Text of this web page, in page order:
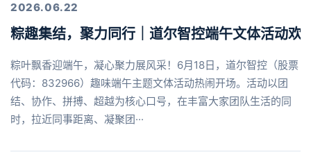
2026.06.22
粽趣集结，聚力同行｜道尔智控端午文体活动欢
粽叶飘香迎端午，凝心聚力展风采！6月18日，道尔智控（股票
代码：832966）趣味端午主题文体活动热闹开场。活动以团
结、协作、拼搏、超越为核心口号，在丰富大家团队生活的同
时，拉近同事距离、凝聚团···